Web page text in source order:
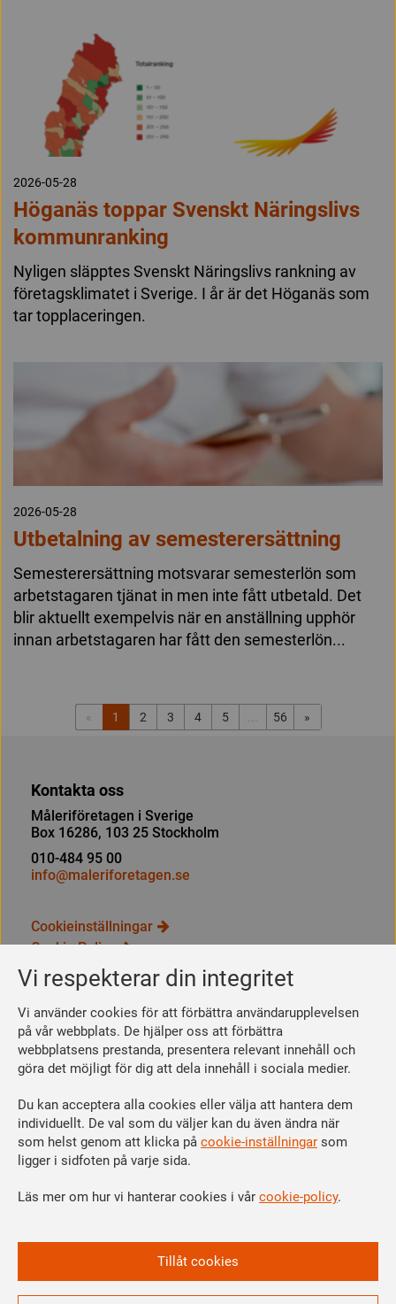
Vi respekterar din integritet
Vi använder cookies för att förbättra användarupplevelsen
på vår webbplats. De hjälper oss att förbättra
webbplatsens prestanda, presentera relevant innehåll och
göra det möjligt för dig att dela innehåll i sociala medier.
Du kan acceptera alla cookies eller välja att hantera dem
individuellt. De val som du väljer kan du även ändra när
som helst genom att klicka på cookie-inställningar som
ligger i sidfoten på varje sida.
Läs mer om hur vi hanterar cookies i vår cookie-policy.
Tillåt cookies
2026-05-28
Höganäs toppar Svenskt Näringslivs
kommunranking
Nyligen släpptes Svenskt Näringslivs rankning av
företagsklimatet i Sverige. I år är det Höganäs som
tar topplaceringen.
2026-05-28
Utbetalning av semesterersättning
Semesterersättning motsvarar semesterlön som
arbetstagaren tjänat in men inte fått utbetald. Det
blir aktuellt exempelvis när en anställning upphör
innan arbetstagaren har fått den semesterlön...
« 1 2 3 4 5 56 »
Kontakta oss
Måleriföretagen i Sverige
Box 16286, 103 25 Stockholm
010-484 95 00
info@maleriforetagen.se
Cookieinställningar
Cookie Policy
Integritetspolicy
Bli medlem
Så här blir du medlem
Se dina förmåner
Räkna ut din medlemsavgift
Följ oss
Facebook
Linkedin
Youtube